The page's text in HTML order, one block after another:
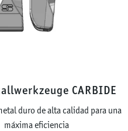
CARBIDE
duro de alta calidad para una
máxima eficiencia